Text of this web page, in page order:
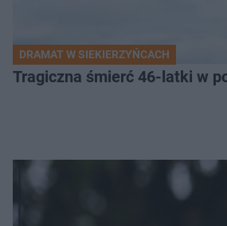
DRAMAT W SIEKIERZYŃCACH
Tragiczna śmierć 46-latki w